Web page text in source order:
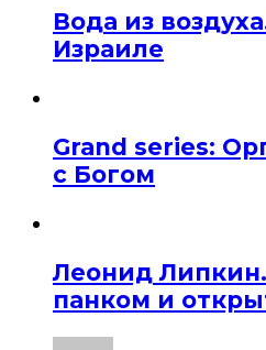
Вода из
Израиле
Grand series:
с Богом
Леонид Липкин.
панком и